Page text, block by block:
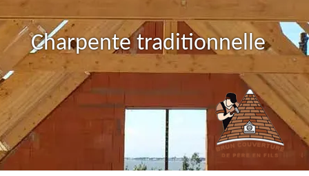
Charpente traditionnelle